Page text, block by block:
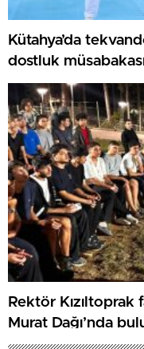
Kütahya’da
dostluk
Rektör
Murat Dağı’nda